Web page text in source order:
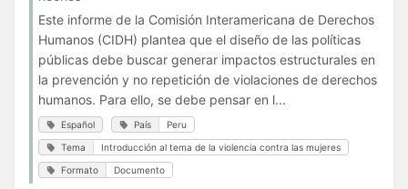
Este informe de la Comisión Interamericana de Derechos
Humanos (CIDH) plantea que el diseño de las políticas
públicas debe buscar generar impactos estructurales en
la prevención y no repetición de violaciones de derechos
humanos. Para ello, se debe pensar en l...
Español País Peru
Tema Introducción al tema de la violencia contra las mujeres
Formato Documento